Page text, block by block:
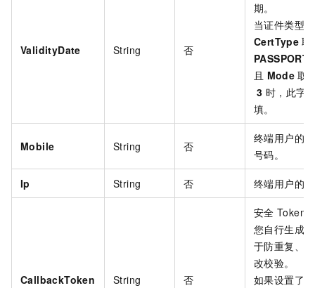
ValidityDate String 否
期。
当证件类型
CertType 取
PASSPORT
且 Mode 取
3 时，此字
填。
Mobile String 否
终端用户的
号码。
Ip String 否 终端用户的
CallbackToken String 否
安全 Token
您自行生成
于防重复、
改校验。
如果设置了